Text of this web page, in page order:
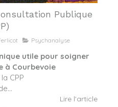
Publique
Psychanalyse
utile pour soigner
à Courbevoie
CPP
Lire l'article